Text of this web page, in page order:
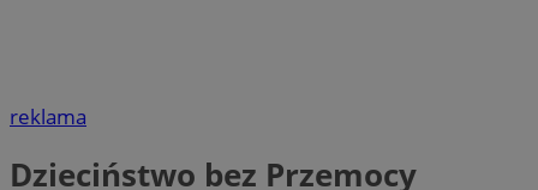
reklama
Dzieciństwo bez Przemocy